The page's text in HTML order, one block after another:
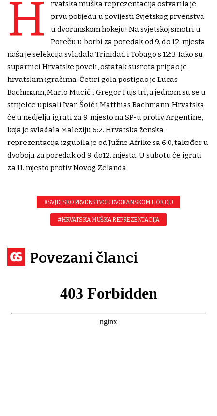
H
rvatska muška reprezentacija ostvarila je
prvu pobjedu u povijesti Svjetskog prvenstva
u dvoranskom hokeju! Na svjetskoj smotri u
Poreču u borbi za poredak od 9. do 12. mjesta
naša je selekcija svladala Trinidad i Tobago s 12:3. Iako su
suparnici Hrvatske poveli, ostatak susreta pripao je
hrvatskim igračima. Četiri gola postigao je Lucas
Bachmann, Mario Mucić i Gregor Fujs tri, a jednom su se u
strijelce upisali Ivan Šoić i Matthias Bachmann. Hrvatska
će u nedjelju igrati za 9. mjesto na SP-u protiv Argentine,
koja je svladala Maleziju 6:2. Hrvatska ženska
reprezentacija izgubila je od Južne Afrike sa 6:0, također u
dvoboju za poredak od 9. do12. mjesta. U subotu će igrati
za 11. mjesto protiv Novog Zelanda.
#SVJETSKO PRVENSTVO U DVORANSKOM HOKEJU
#HRVATSKA MUŠKA REPREZENTACIJA
Povezani članci